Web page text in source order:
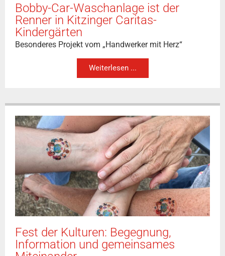
Bobby-Car-Waschanlage ist der
Renner in Kitzinger Caritas-
Kindergärten
Besonderes Projekt vom „Handwerker mit Herz“
Weiterlesen ...
Fest der Kulturen: Begegnung,
Information und gemeinsames